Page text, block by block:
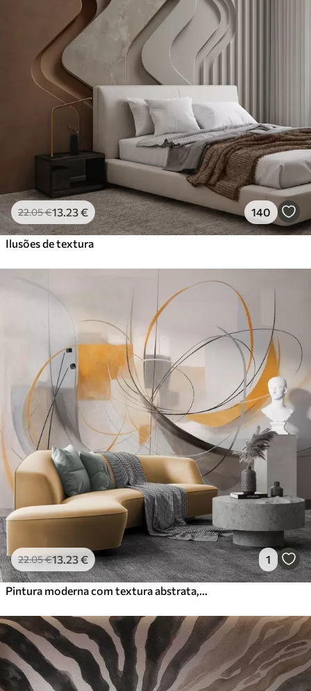
22.05€13 .23€ 140
Ilusões de textura
22.05€13 .23€ 1